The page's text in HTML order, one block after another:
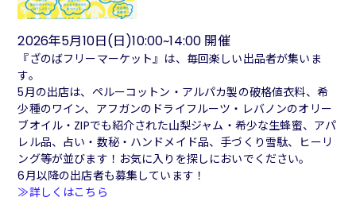
2026年5月10日(日)10:00~14:00 開催
『ざのばフリーマーケット』は、毎回楽しい出品者が集いま
す。
5月の出店は、ペルーコットン・アルパカ製の破格値衣料、希
少種のワイン、アフガンのドライフルーツ・レバノンのオリー
ブオイル・ZIPでも紹介された山梨ジャム・希少な生蜂蜜、アパ
レル品、占い・数秘・ハンドメイド品、手づくり雪駄、ヒーリ
ング等が並びます！お気に入りを探しにおいでください。
6月以降の出店者も募集しています！
≫詳しくはこちら